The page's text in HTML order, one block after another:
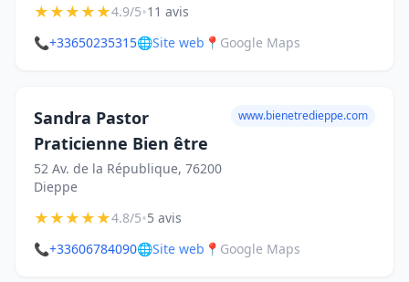
★★★★★4.9/5•11 avis
📞+33650235315🌐Site web 📍 Google Maps
Sandra Pastor
Praticienne Bien être
52 Av. de la République, 76200
Dieppe
www.bienetredieppe.com
★★★★★4.8/5•5 avis
📞+33606784090🌐Site web 📍 Google Maps